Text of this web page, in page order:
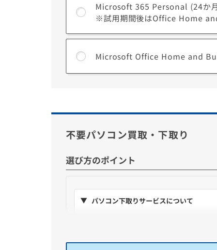
※一部のモデルでは選択できない場合がございま
■ Microsoft 365 Personalとは？
月額でいつでもOfficeアプリの最新版が利用
1ユーザー(アカウント)あたりPCやスマート
長く使うほどお得になる買い切り型(永続版)
利用期間に制限がないので費用の追加なく
**デジタルライセンス版(中小企業向け)は個人
Microsoft 365 Personal (24か月
※試用期間後はOffice Home
Microsoft Office Home and
不要パソコン買取・下取り
選び方のポイント
パソコン下取りサービスについて
送料は当社負担。壊れていても、HDDや